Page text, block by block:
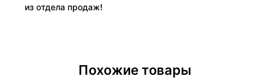
из отдела продаж!
Похожие товары